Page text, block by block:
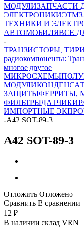
МОДУЛИЗАПЧАСТИ
ЭЛЕКТРОНИКИЭТМ
ТЕХНИКИ И
АВТОМОБИЛЯВСЕ
-
ТРАНЗИСТОРЫ,
радиокомпоненты:
многое другое
МИКРОСХЕМЫ
МОДУЛИ
ЗАЩИТЫФЕРРИТЫ,
ФИЛЬТРЫДАТЧИКИ
ИМПОРТНЫЕ ЭК
-A42 SOT-89-3
A42 SOT-89-3
Отложить Отложено
Сравнить В сравнении
12 ₽
В наличии склад VRN